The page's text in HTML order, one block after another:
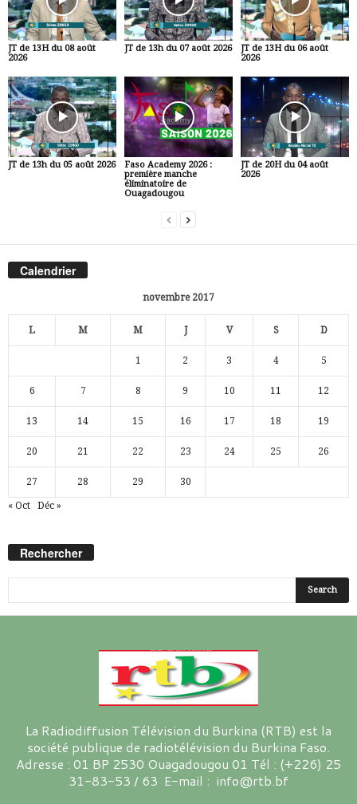
JT de 13H du 08 août
2026
JT de 13h du 07 août 2026
JT de 13H du 06 août
2026
JT de 13h du 05 août 2026
Faso Academy 2026 :
première manche
éliminatoire de
Ouagadougou
JT de 20H du 04 août
2026
Calendrier
novembre 2017
L M M J V S D
1 2 3 4 5
6 7 8 9 10 11 12
13 14 15 16 17 18 19
20 21 22 23 24 25 26
27 28 29 30
« Oct Déc »
Rechercher
La Radiodiffusion Télévision du Burkina (RTB) est la
société publique de radiotélévision du Burkina Faso.
Adresse : 01 BP 2530 Ouagadougou 01 Tél : (+226) 25
31-83-53 / 63 E-mail : info@rtb.bf